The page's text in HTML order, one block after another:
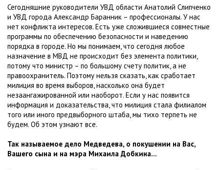
Сегодняшние руководители УВД области Анатолий Слипченко
и УВД города Александр Баранник – профессионалы. У нас
нет конфликта интересов. Есть уже сложившиеся совместные
программы по обеспечению безопасности и наведению
порядка в городе. Но мы понимаем, что сегодня любое
назначение в МВД не происходит без элемента политики,
потому что министр – по большому счету политик, а не
правоохранитель. Поэтому нельзя сказать, как сработает
милиция во время выборов, насколько она будет
незаангажированной или наоборот. Если у нас появится
информация и доказательства, что милиция стала филиалом
того или иного предвыборного штаба, мы тихо терпеть не
будем. Об этом узнают все.
Так называемое дело Медведева, о покушении на Вас,
Вашего сына и на мэра Михаила Добкина…